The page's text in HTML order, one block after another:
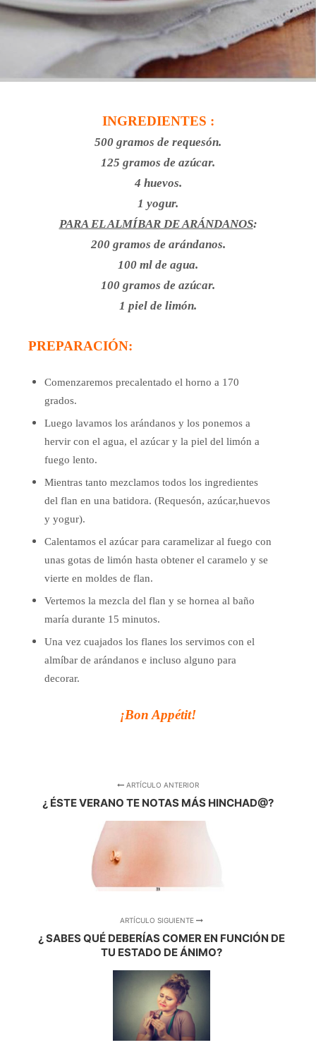
INGREDIENTES :
500 gramos de requesón.
125 gramos de azúcar.
4 huevos.
1 yogur.
PARA EL ALMÍBAR DE ARÁNDANOS:
200 gramos de arándanos.
100 ml de agua.
100 gramos de azúcar.
1 piel de limón.
PREPARACIÓN:
Comenzaremos precalentado el horno a 170
grados.
Luego lavamos los arándanos y los ponemos a
hervir con el agua, el azúcar y la piel del limón a
fuego lento.
Mientras tanto mezclamos todos los ingredientes
del flan en una batidora. (Requesón, azúcar,huevos
y yogur).
Calentamos el azúcar para caramelizar al fuego con
unas gotas de limón hasta obtener el caramelo y se
vierte en moldes de flan.
Vertemos la mezcla del flan y se hornea al baño
maría durante 15 minutos.
Una vez cuajados los flanes los servimos con el
almíbar de arándanos e incluso alguno para
decorar.
¡Bon Appétit!
ARTÍCULO ANTERIOR
¿ ÉSTE VERANO TE NOTAS MÁS HINCHAD@?
ARTÍCULO SIGUIENTE
¿ SABES QUÉ DEBERÍAS COMER EN FUNCIÓN DE
TU ESTADO DE ÁNIMO?